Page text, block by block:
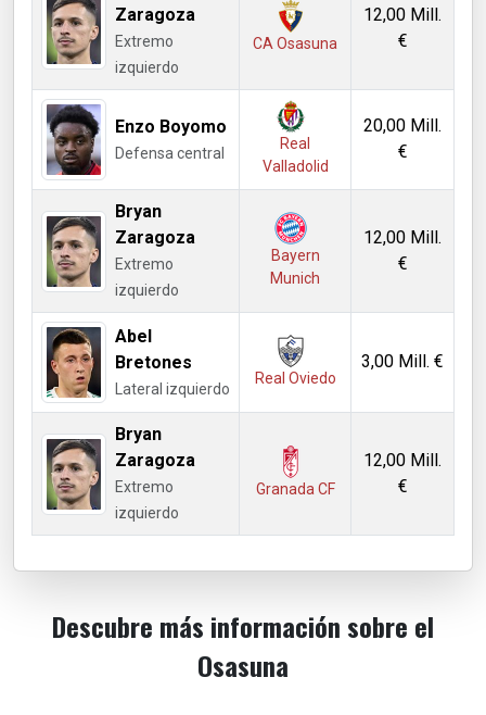
Zaragoza
Extremo
izquierdo
CA Osasuna
12,00 Mill.
€
Enzo Boyomo
Defensa central
Real
Valladolid
20,00 Mill.
€
Bryan
Zaragoza
Extremo
izquierdo
Bayern
Munich
12,00 Mill.
€
Abel
Bretones
Lateral izquierdo
Real Oviedo
3,00 Mill. €
Bryan
Zaragoza
Extremo
izquierdo
Granada CF
12,00 Mill.
€
Descubre más información sobre el
Osasuna